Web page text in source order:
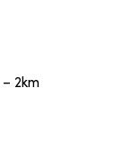
– 2km